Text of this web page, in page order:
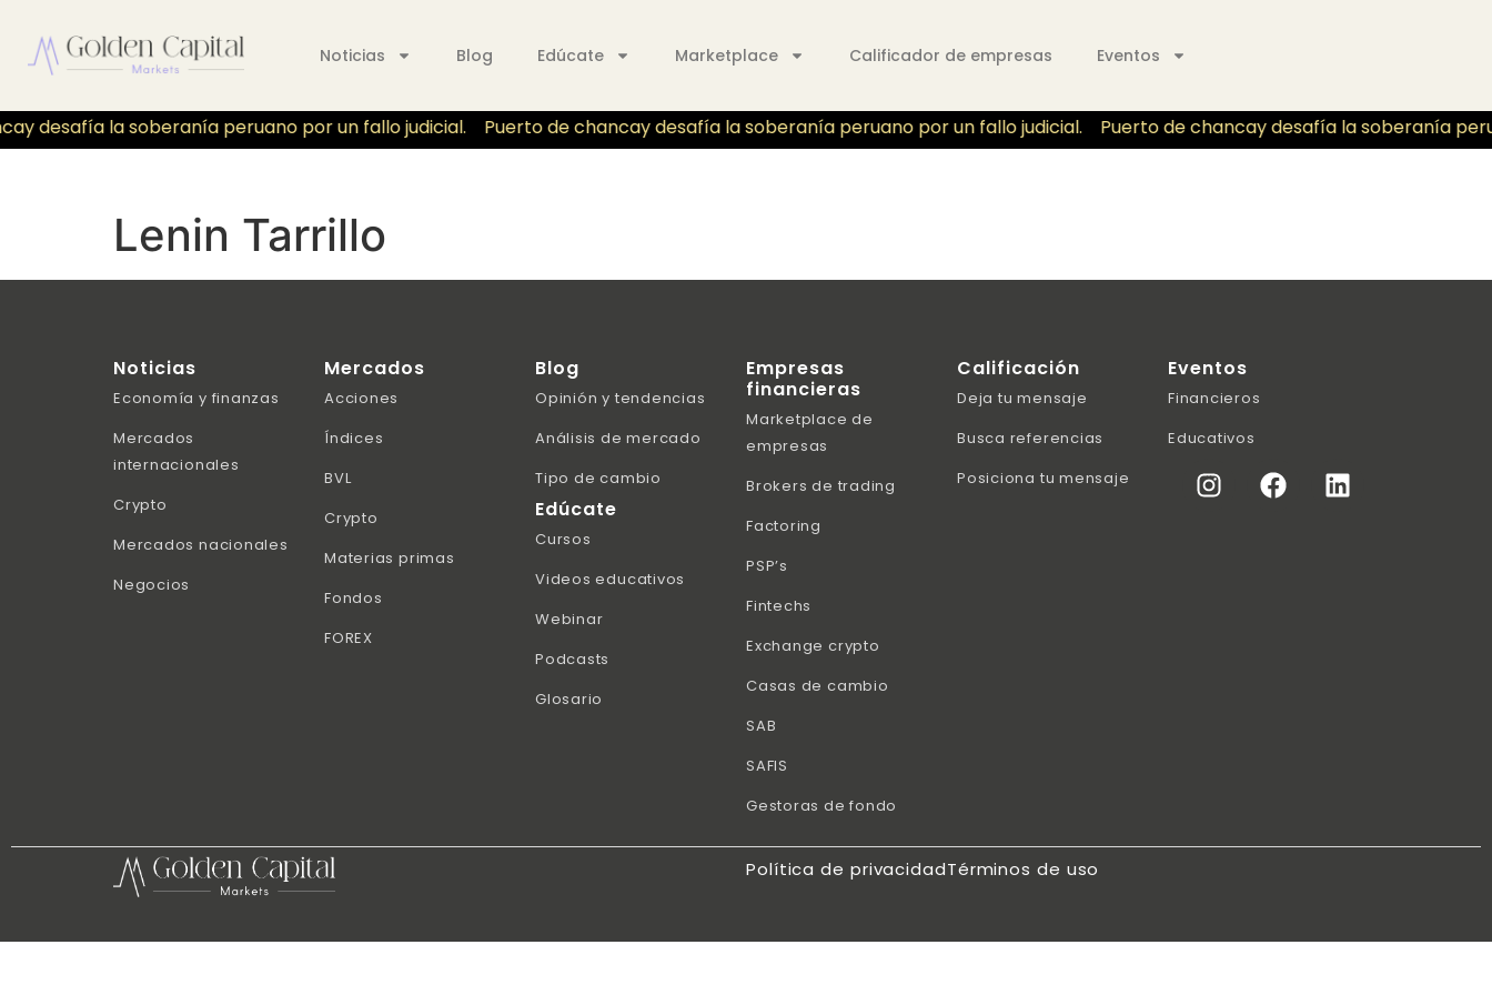
Noticias Blog Edúcate Marketplace Calificador de empresas Eventos
desafía la soberanía peruano por un fallo judicial. Puerto de chancay desafía la soberanía peruano por un fallo judicial. Puerto de chancay desafía la soberanía
Lenin Tarrillo
Noticias
Economía y finanzas
Mercados
internacionales
Crypto
Mercados nacionales
Negocios
Mercados
Acciones
Índices
BVL
Crypto
Materias primas
Fondos
FOREX
Blog
Opinión y tendencias
Análisis de mercado
Tipo de cambio
Edúcate
Cursos
Videos educativos
Webinar
Podcasts
Glosario
Empresas
financieras
Marketplace de
empresas
Brokers de trading
Factoring
PSP’s
Fintechs
Exchange crypto
Casas de cambio
SAB
SAFIS
Gestoras de fondo
Calificación
Deja tu mensaje
Busca referencias
Posiciona tu mensaje
Eventos
Financieros
Educativos
Política de privacidadTérminos de uso